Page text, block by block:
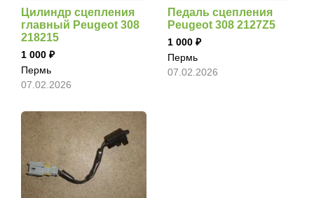
Цилиндр сцепления
главный Peugeot 308
218215
1 000
Пермь
07.02.2026
Педаль сцепления
Peugeot 308 2127Z5
1 000
Пермь
07.02.2026